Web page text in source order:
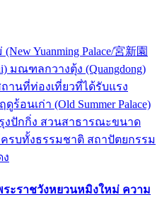
Yuanming Palace/宮新園
มณฑลกวางตุ้ง (Quangdong)
านที่ท่องเที่ยวที่ได้รับแรง
อนเก่า (Old Summer Palace)
ปักกิ่ง สวนสาธารณะขนาด
รบทั้งธรรมชาติ สถาปัตยกรรม
พระราชวังหยวนหมิงใหม่ ความ